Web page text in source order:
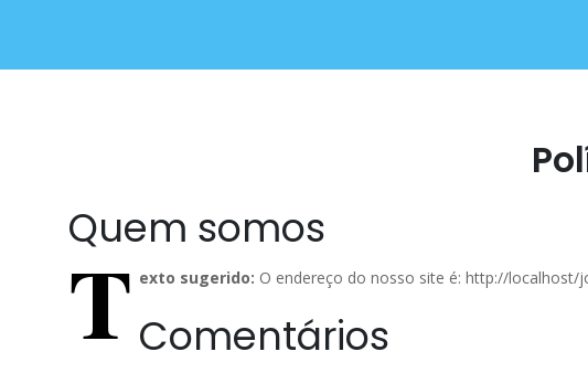
Quem somos
T exto sugerido: O endereço do nosso site é: http://localhost/
Comentários